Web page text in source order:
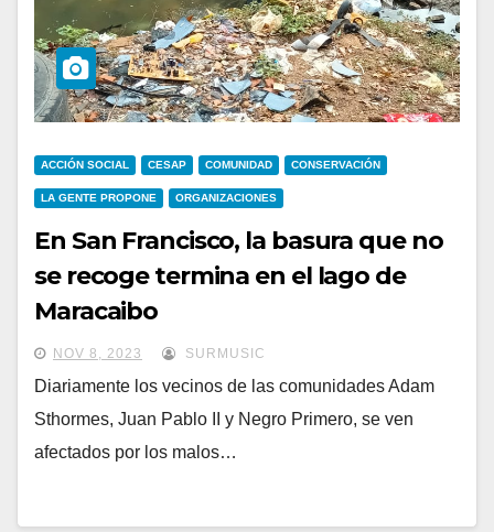
ACCIÓN SOCIAL CESAP COMUNIDAD CONSERVACIÓN
LA GENTE PROPONE ORGANIZACIONES
En San Francisco, la basura que no
se recoge termina en el lago de
Maracaibo
NOV 8, 2023 SURMUSIC
Diariamente los vecinos de las comunidades Adam
Sthormes, Juan Pablo II y Negro Primero, se ven
afectados por los malos…